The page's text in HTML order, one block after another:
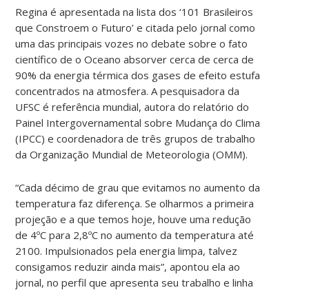
Regina é apresentada na lista dos ‘101 Brasileiros
que Constroem o Futuro’ e citada pelo jornal como
uma das principais vozes no debate sobre o fato
científico de o Oceano absorver cerca de cerca de
90% da energia térmica dos gases de efeito estufa
concentrados na atmosfera. A pesquisadora da
UFSC é referência mundial, autora do relatório do
Painel Intergovernamental sobre Mudança do Clima
(IPCC) e coordenadora de três grupos de trabalho
da Organização Mundial de Meteorologia (OMM).
“Cada décimo de grau que evitamos no aumento da
temperatura faz diferença. Se olharmos a primeira
projeção e a que temos hoje, houve uma redução
de 4ºC para 2,8ºC no aumento da temperatura até
2100. Impulsionados pela energia limpa, talvez
consigamos reduzir ainda mais”, apontou ela ao
jornal, no perfil que apresenta seu trabalho e linha